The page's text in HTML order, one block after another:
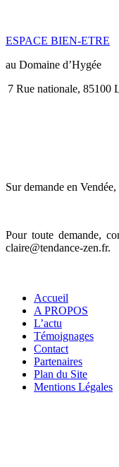
ESPACE BIEN-ETRE
au Domaine d’Hygée
7 Rue nationale,
Sur demande en
Pour toute demande,
claire@tendance-zen.fr.
Accueil
A PROPOS
L’actu
Témoignages
Contact
Partenaires
Plan du Site
Mentions Légales